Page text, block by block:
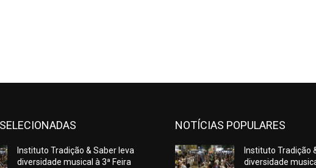
Instituto Tradição & Saber leva
diversidade musical à 3ª Feira
NOTÍCIAS POPULARES
Instituto Tradição
diversidade